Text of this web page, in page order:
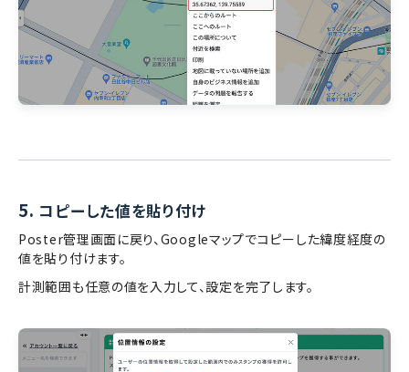
5. コピーした値を貼り付け
Poster管理画面に戻り、Googleマップでコピーした緯度経度の
値を貼り付けます。
計測範囲も任意の値を入力して、設定を完了します。